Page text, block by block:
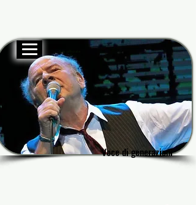
Voce di generazioni
Voce di generazioni
Sito ufficiale